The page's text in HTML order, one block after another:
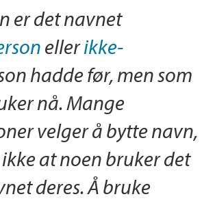
er det navnet
ellerikke-
hadde før, men som
nå. Mange
velger å bytte navn,
at noen bruker det
deres. Å bruke